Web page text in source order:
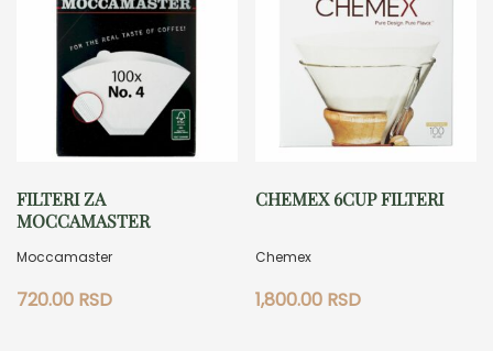
FILTERI ZA
MOCCAMASTER
Moccamaster
720.00 RSD
CHEMEX 6CUP FILTERI
Chemex
1,800.00 RSD